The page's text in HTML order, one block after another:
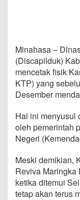
Minahasa –
(Discapilduk)
mencetak fisik
KTP) yang
Desember
Hal ini menyusul
oleh pemerintah
Negeri
Meski demikian,
Reviva Maringka
ketika ditemui
tetap akan terus